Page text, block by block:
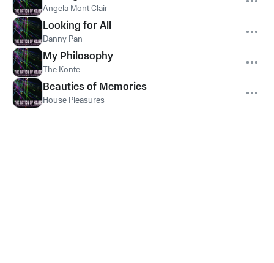
Angela Mont Clair
Looking for All
Danny Pan
My Philosophy
The Konte
Beauties of Memories
House Pleasures